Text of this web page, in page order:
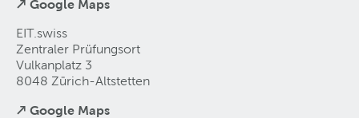
↗ Google Maps
EIT.swiss
Zentraler Prüfungsort
Vulkanplatz 3
8048 Zürich-Altstetten
↗ Google Maps